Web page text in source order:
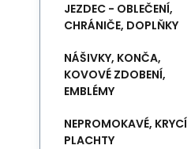
JEZDEC - OBLEČENÍ,
CHRÁNIČE, DOPLŇKY
NÁŠIVKY, KONČA,
KOVOVÉ ZDOBENÍ,
EMBLÉMY
NEPROMOKAVÉ, KRYCÍ
PLACHTY